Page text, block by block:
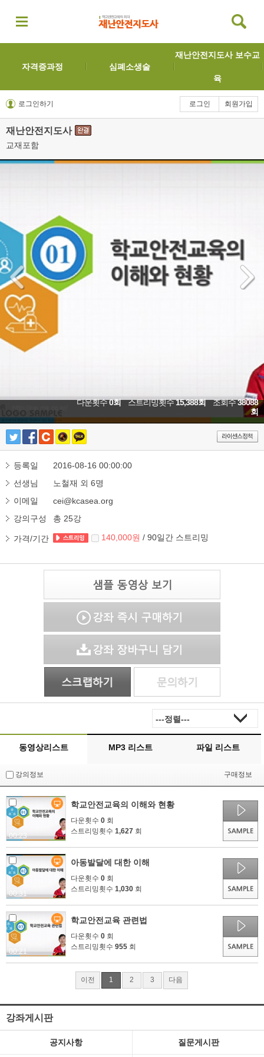
자격증과정 심폐소생술
재난안전지도사 보수교
육
로그인하기 로그인 회원가입
재난안전지도사
교재포함
다운횟수0회스트리밍횟수15,388회조회수38088
회
등록일
2016-08-16 00:00:00
선생님
노철재 외 6명
이메일
cei@kcasea.org
강의구성
총 25강
가격/기간 140,000원 / 90일간 스트리밍
동영상리스트 MP3 리스트 파일 리스트
강의정보 구매정보
00:23
학교안전교육의 이해와 현황
다운횟수 0 회
스트리밍횟수 1,627 회
00:31
아동발달에 대한 이해
다운횟수 0 회
스트리밍횟수 1,030 회
00:21
학교안전교육 관련법
다운횟수 0 회
스트리밍횟수 955 회
이전 1 2 3 다음
강좌게시판
공지사항 질문게시판